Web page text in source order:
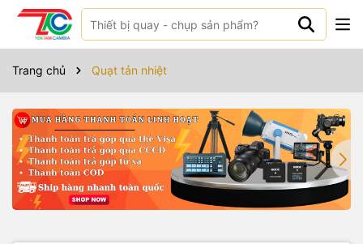
Trang chủ Quạt tản nhiệt